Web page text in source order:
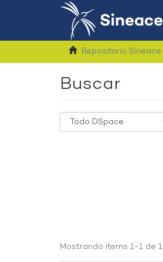
Repositorio Sineace
Buscar
Mostrando ítems 1-1 de 1